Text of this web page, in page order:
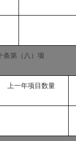
条第（八）项
上一年项目数量